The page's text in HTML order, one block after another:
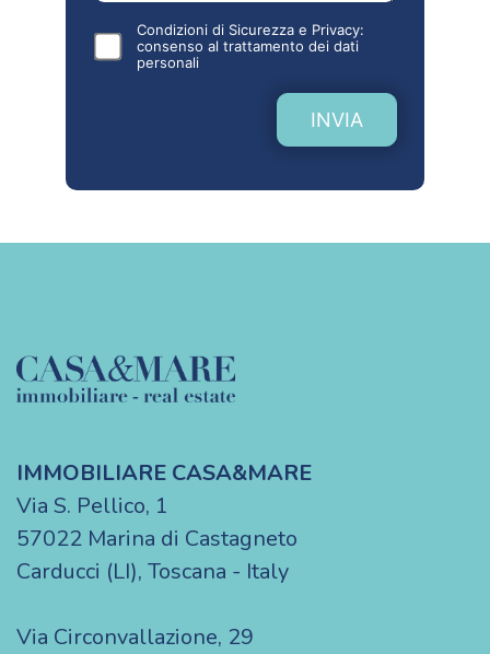
Condizioni di Sicurezza e Privacy:
consenso al trattamento dei dati
personali
INVIA
IMMOBILIARE CASA&MARE
Via S. Pellico, 1
57022 Marina di Castagneto
Carducci (LI), Toscana - Italy
Via Circonvallazione, 29